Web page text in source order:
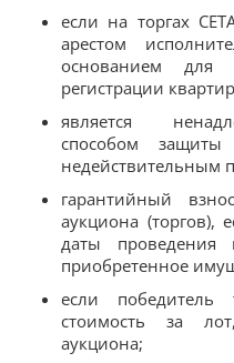
если на торгах
арестом
основанием для
регистрации
является
способом
недействительным
гарантийный
аукциона
даты
приобретенное
если
стоимость за
аукциона;